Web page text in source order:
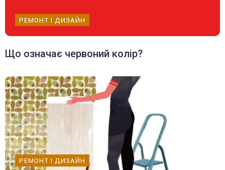
РЕМОНТ І ДИЗАЙН
Що означає червоний колір?
РЕМОНТ І ДИЗАЙН